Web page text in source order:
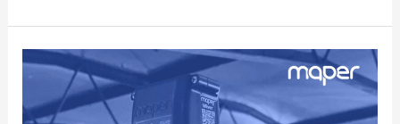
Cómo
funcionan
los